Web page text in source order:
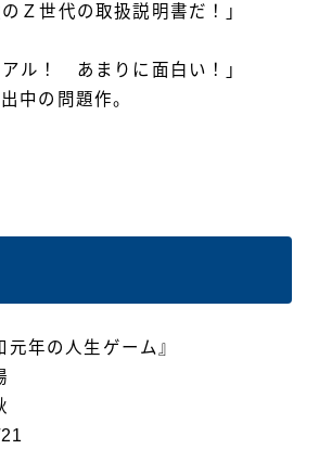
Ｚ世代の取扱説明書だ！」
アル！ あまりに面白い！」
中の問題作。
年の人生ゲーム』